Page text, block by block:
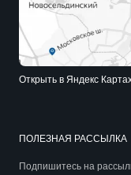
ПОЛЕЗНАЯ РАССЫЛКА
Подпишитесь на
Открыть в Яндекс